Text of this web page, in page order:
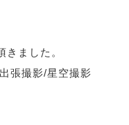
ました。
張撮影/星空撮影